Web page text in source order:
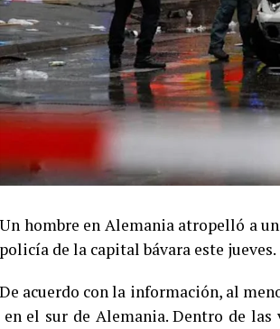
Un hombre en Alemania atropelló a
policía de la capital bávara este jueves.
De acuerdo con la información, al
en el sur de Alemania. Dentro de